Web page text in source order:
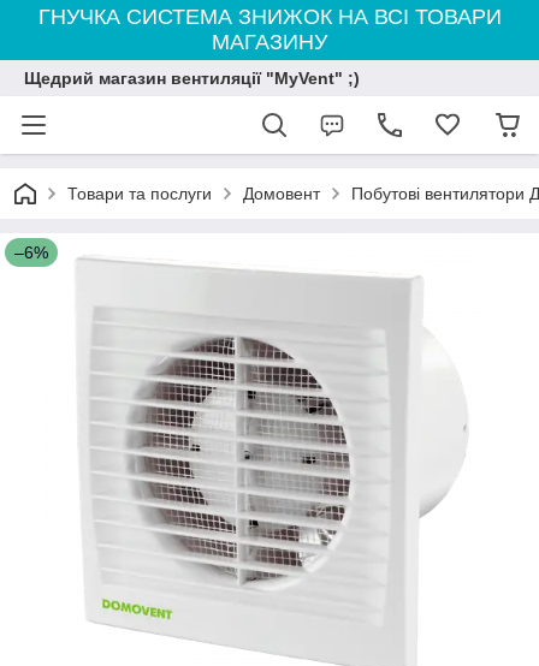
ГНУЧКА СИСТЕМА ЗНИЖОК НА ВСІ ТОВАРИ
МАГАЗИНУ
Щедрий магазин вентиляції "MyVent" ;)
Товари та послуги Домовент Побутові вентилятори
–6%